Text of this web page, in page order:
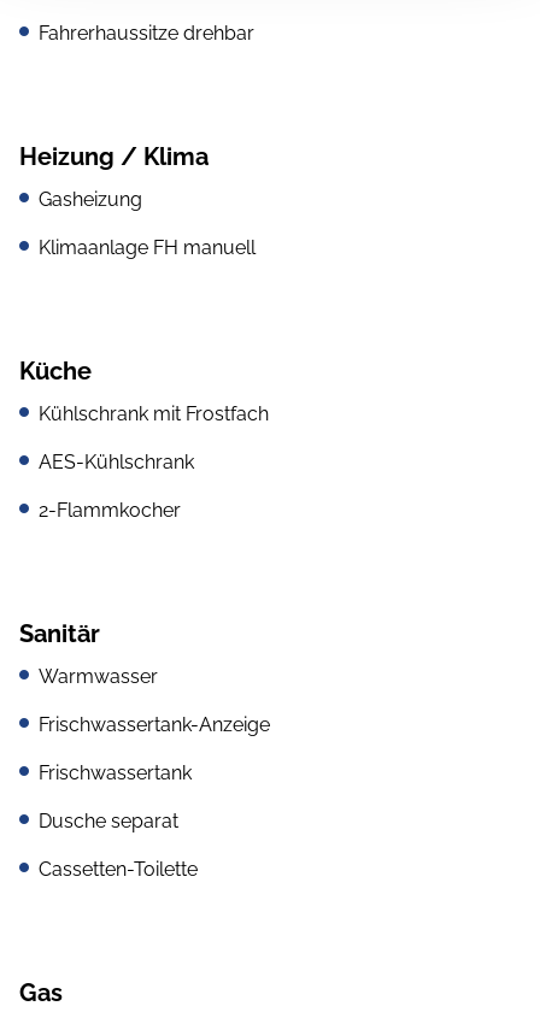
Fahrerhaussitze drehbar
Heizung / Klima
Gasheizung
Klimaanlage FH manuell
Küche
Kühlschrank mit Frostfach
AES-Kühlschrank
2-Flammkocher
Sanitär
Warmwasser
Frischwassertank-Anzeige
Frischwassertank
Dusche separat
Cassetten-Toilette
Gas